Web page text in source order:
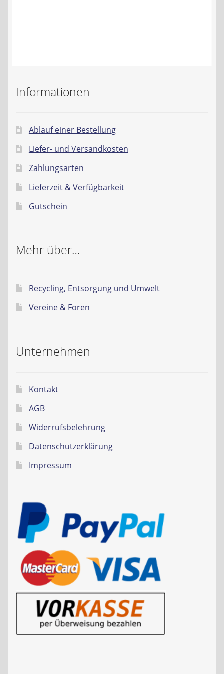
Datenschutzerklärung
Informationen
Ablauf einer Bestellung
Liefer- und Versandkosten
Zahlungsarten
Lieferzeit & Verfügbarkeit
Gutschein
Mehr über…
Recycling, Entsorgung und Umwelt
Vereine & Foren
Unternehmen
Kontakt
AGB
Widerrufsbelehrung
Datenschutzerklärung
Impressum